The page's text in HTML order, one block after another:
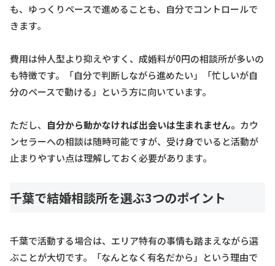
も、ゆっくりペースで進めることも、自分でコントロールで
きます。
費用は仲人型より抑えやすく、成婚料が0円の相談所が多いの
も特徴です。「自分で判断しながら進めたい」「忙しいが自
分のペースで動ける」という方に向いています。
ただし、 自分から動かなければ出会いは生まれません。 カウ
ンセラーへの相談は随時可能ですが、受け身でいると活動が
止まりやすい点は理解しておく必要があります。
千葉で結婚相談所を選ぶ3つのポイント
千葉で活動する場合は、エリア特有の事情も踏まえながら選
ぶことが大切です。「なんとなく有名だから」という理由で